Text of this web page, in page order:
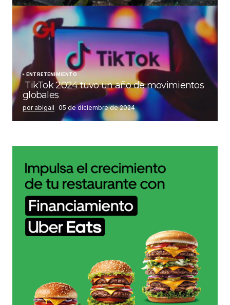
ENTRETENIMIENTO
TikTok 2024 tuvo un año de movimientos
globales
por abigail 05 de diciembre de 2024